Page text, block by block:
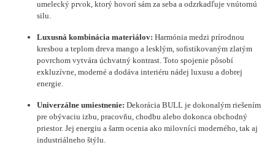
umelecký prvok, ktorý hovorí sám za seba a odzrkadľuje vnútornú
silu.
Luxusná kombinácia materiálov: Harmónia medzi prírodnou
kresbou a teplom dreva mango a lesklým, sofistikovaným zlatým
povrchom vytvára úchvatný kontrast. Toto spojenie pôsobí
exkluzívne, moderné a dodáva interiéru nádej luxusu a dobrej
energie.
Univerzálne umiestnenie: Dekorácia BULL je dokonalým riešením
pre obývaciu izbu, pracovňu, chodbu alebo dokonca obchodný
priestor. Jej energiu a šarm ocenia ako milovníci moderného, tak aj
industriálneho štýlu.